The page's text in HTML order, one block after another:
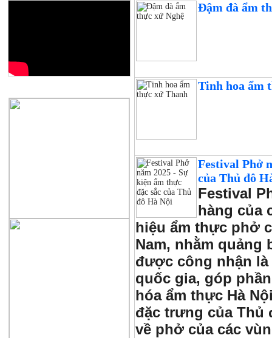
Đậm đà ẩm
Tinh hoa ẩm
Festival Phở
của Thủ đô
Festival
hàng của
hiệu ẩm thực phở
Nam, nhằm quảng
được công nhận
quốc gia, góp
hóa ẩm thực Hà
đặc trưng của Thủ
về phở của các